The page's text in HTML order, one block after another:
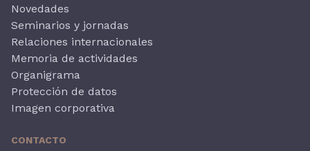
Novedades
Seminarios y jornadas
Relaciones internacionales
Memoria de actividades
Organigrama
Protección de datos
Imagen corporativa
CONTACTO